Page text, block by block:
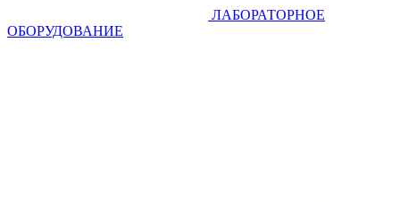
ЛАБОРАТОРНОЕ
ОБОРУДОВАНИЕ